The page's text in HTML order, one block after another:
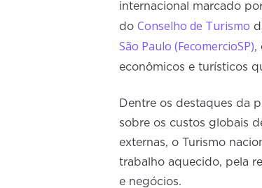
internacional marcado
do Conselho de Turismo
São Paulo (FecomercioSP),
econômicos e turísticos
Dentre os destaques da
sobre os custos globais
externas, o Turismo
trabalho aquecido, pela
e negócios.